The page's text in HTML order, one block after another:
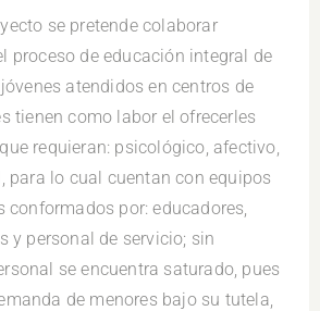
se pretende colaborar
proceso de educación integral de
atendidos en centros de
tienen como labor el ofrecerles
requieran: psicológico, afectivo,
para lo cual cuentan con equipos
por: educadores,
y personal de servicio; sin
se encuentra saturado, pues
de menores bajo su tutela,